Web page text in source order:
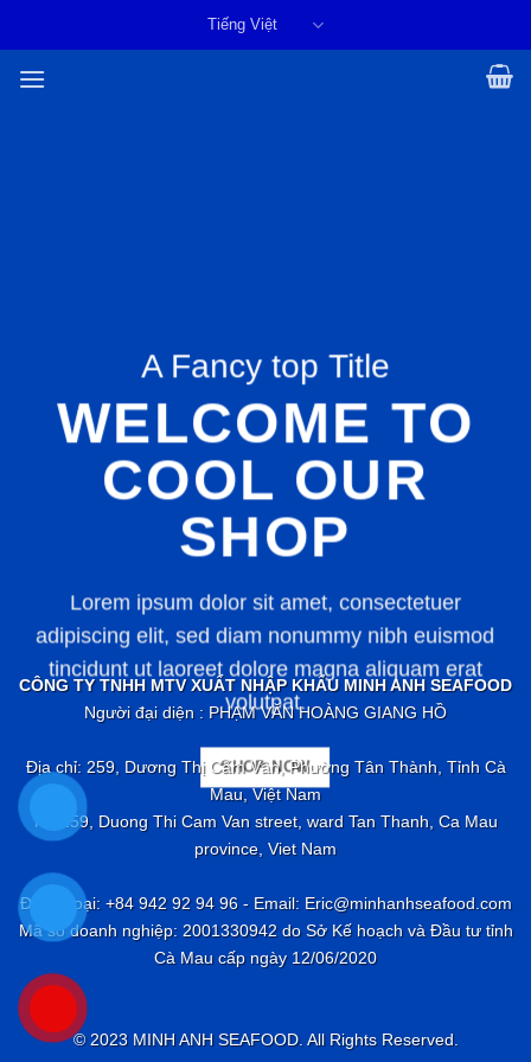
content
Tiếng Việt
A Fancy top Title
WELCOME TO
COOL OUR
SHOP
Lorem ipsum dolor sit amet, consectetuer
adipiscing elit, sed diam nonummy nibh euismod
tincidunt ut laoreet dolore magna aliquam erat
volutpat.
SHOP NOW
CÔNG TY TNHH MTV XUẤT NHẬP KHẨU MINH ANH SEAFOOD
Người đại diện : PHẠM VĂN HOÀNG GIANG HỒ
Địa chỉ: 259, Dương Thị Cẩm Vân, Phường Tân Thành, Tỉnh Cà
Mau, Việt Nam
No 259, Duong Thi Cam Van street, ward Tan Thanh, Ca Mau
province, Viet Nam
Điện thoại: +84 942 92 94 96 - Email: Eric@minhanhseafood.com
Mã số doanh nghiệp: 2001330942 do Sở Kế hoạch và Đầu tư tỉnh
Cà Mau cấp ngày 12/06/2020
© 2023 MINH ANH SEAFOOD. All Rights Reserved.